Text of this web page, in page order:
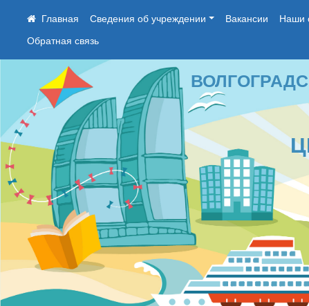
Сведения об учреждении Вакансии Наши
Обратная связь